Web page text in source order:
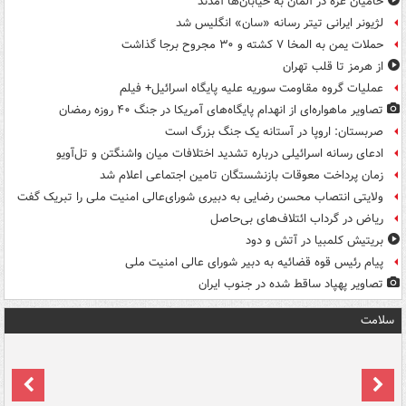
لژیونر ایرانی تیتر رسانه «سان» انگلیس شد
حملات یمن به المخا ۷ کشته و ۳۰ مجروح برجا گذاشت
از هرمز تا قلب تهران
عملیات گروه مقاومت سوریه علیه پایگاه اسرائیل+ فیلم
تصاویر ماهواره‌ای از انهدام پایگاه‌های آمریکا در جنگ ۴۰ روزه رمضان
صربستان: اروپا در آستانه یک جنگ بزرگ است
ادعای رسانه اسرائیلی درباره تشدید اختلافات میان واشنگتن و تل‌آویو
زمان پرداخت معوقات بازنشستگان تامین اجتماعی اعلام شد
ولایتی انتصاب محسن رضایی به دبیری شورای‌عالی امنیت ملی را تبریک گفت
ریاض در گرداب ائتلاف‌های بی‌حاصل
بریتیش کلمبیا در آتش و دود
پیام رئیس قوه قضائیه به دبیر شورای عالی امنیت ملی
تصاویر پهپاد ساقط شده در جنوب ایران
سلامت